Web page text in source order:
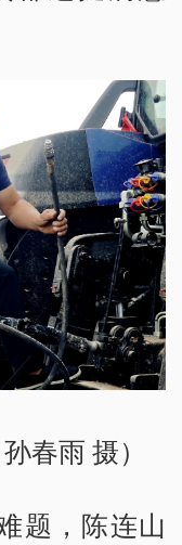
春雨 摄）
题，陈连山